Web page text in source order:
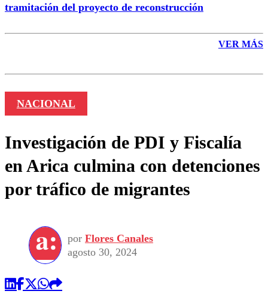
tramitación del proyecto de reconstrucción
VER MÁS
NACIONAL
Investigación de PDI y Fiscalía
en Arica culmina con detenciones
por tráfico de migrantes
por Flores Canales
agosto 30, 2024